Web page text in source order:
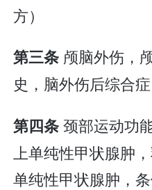
方）
第三条 颅脑外伤，
史，脑外伤后综合症
第四条颈部运动功
上单纯性甲状腺肿
单纯性甲状腺肿，条